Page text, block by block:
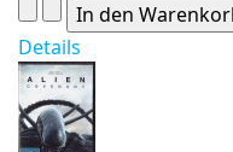
Details